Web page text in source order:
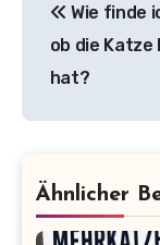
Wie finde
ob die Katze
hat?
Ähnlicher